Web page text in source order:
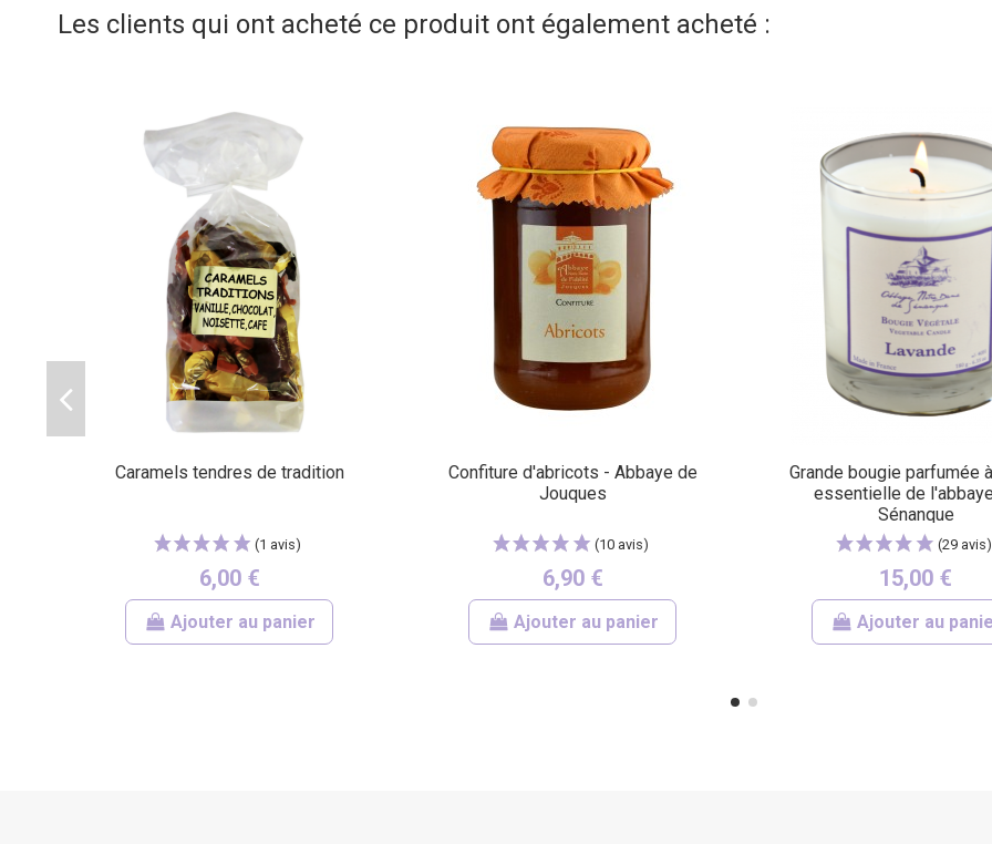
Les clients qui ont acheté ce produit ont également acheté :
Caramels tendres de tradition
6,00 €
Ajouter au panier
Confiture d'abricots - Abbaye de
Jouques
6,90 €
Ajouter au panier
Grande bougie parfumée
essentielle de
Sénanque
15,00 €
Ajouter au